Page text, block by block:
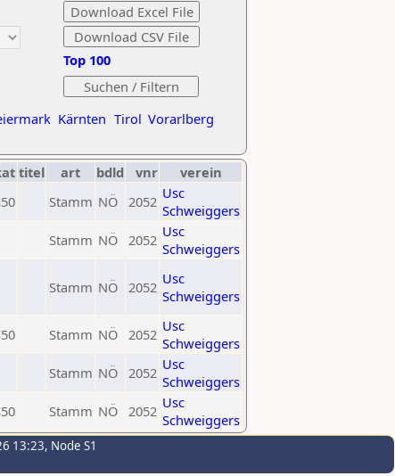
Kärnten Tirol Vorarlberg
Top 100
titel art bdld vnr
verein
Stamm NÖ 2052 Usc
Schweiggers
Stamm NÖ 2052 Usc
Schweiggers
Stamm NÖ 2052 Usc
Schweiggers
Stamm NÖ 2052 Usc
Schweiggers
Stamm NÖ 2052 Usc
Schweiggers
Stamm NÖ 2052 Usc
Schweiggers
13:23, Node S1